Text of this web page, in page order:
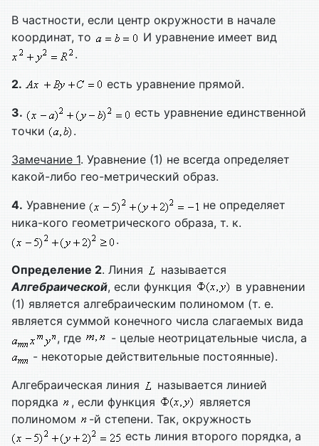
В частности, если центр окружности в начале
координат, то
И уравнение имеет вид
.
2.
есть уравнение прямой.
3.
есть уравнение единственной
точки
.
Замечание 1. Уравнение (1) не всегда определяет
какой-либо гео-метрический образ.
4. Уравнение
не определяет
ника-кого геометрического образа, т. к.
.
Определение 2. Линия
называется
Алгебраической, если функция
в уравнении
(1) является алгебраическим полиномом (т. е.
является суммой конечного числа слагаемых вида
, где
- целые неотрицательные числа, а
- некоторые действительные постоянные).
Алгебраическая линия
называется линией
порядка
, если функция
является
полиномом
-й степени. Так, окружность
есть линия второго порядка, а